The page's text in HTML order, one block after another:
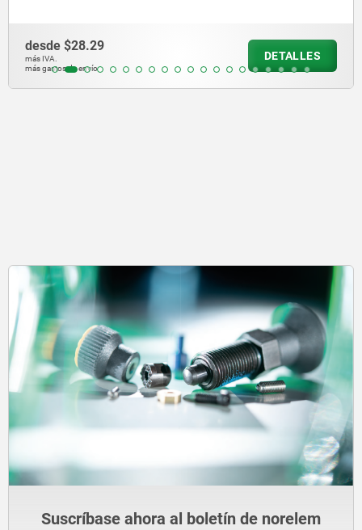
desde
más gastos de envío
DETALLES
Suscríbase ahora al boletín de norelem